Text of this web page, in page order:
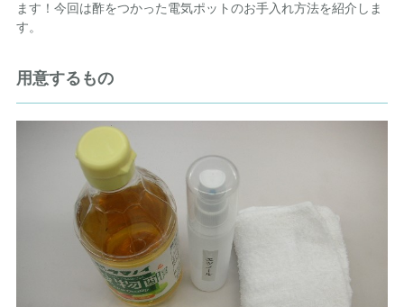
ます！今回は酢をつかった電気ポットのお手入れ方法を紹介しま
す。
用意するもの